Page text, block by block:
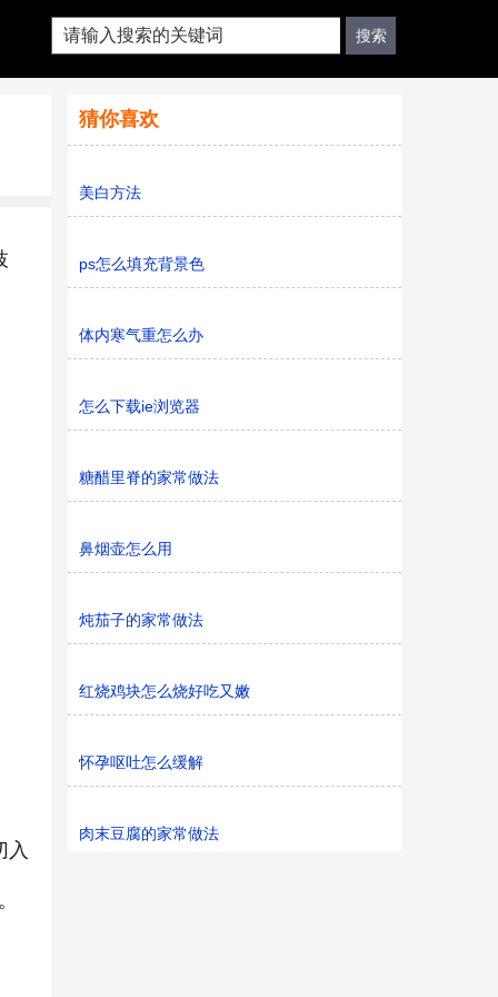
入
猜你喜欢
美白方法
ps怎么填充背景色
体内寒气重怎么办
怎么下载ie浏览器
糖醋里脊的家常做法
鼻烟壶怎么用
炖茄子的家常做法
红烧鸡块怎么烧好吃又嫩
怀孕呕吐怎么缓解
肉末豆腐的家常做法